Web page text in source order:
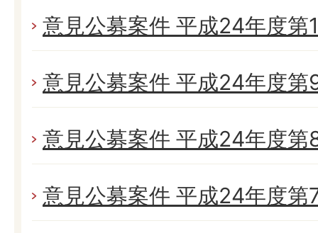
意見公募案件 平成24年度第
意見公募案件 平成24年度第
意見公募案件 平成24年度第
意見公募案件 平成24年度第